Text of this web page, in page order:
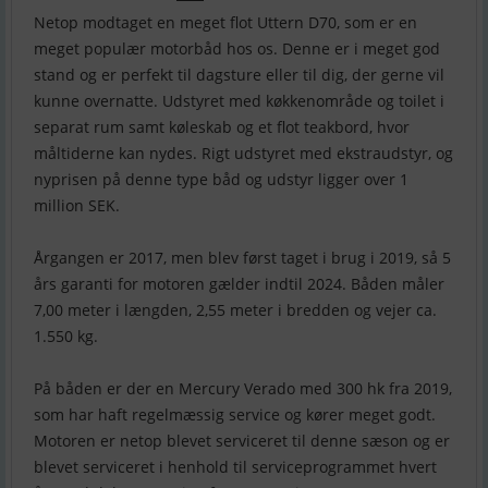
Netop modtaget en meget flot Uttern D70, som er en
meget populær motorbåd hos os. Denne er i meget god
stand og er perfekt til dagsture eller til dig, der gerne vil
kunne overnatte. Udstyret med køkkenområde og toilet i
separat rum samt køleskab og et flot teakbord, hvor
måltiderne kan nydes. Rigt udstyret med ekstraudstyr, og
nyprisen på denne type båd og udstyr ligger over 1
million SEK.
Årgangen er 2017, men blev først taget i brug i 2019, så 5
års garanti for motoren gælder indtil 2024. Båden måler
7,00 meter i længden, 2,55 meter i bredden og vejer ca.
1.550 kg.
På båden er der en Mercury Verado med 300 hk fra 2019,
som har haft regelmæssig service og kører meget godt.
Motoren er netop blevet serviceret til denne sæson og er
blevet serviceret i henhold til serviceprogrammet hvert